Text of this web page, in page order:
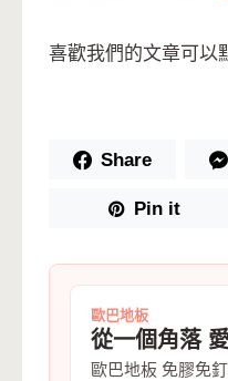
喜歡我們的文章可以
Share
Pin it
歐巴地板
從一個角落
歐巴地板 免膠免